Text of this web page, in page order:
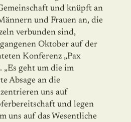
und knüpft an
und Frauen an, die
verbunden sind,
Oktober auf der
Konferenz „Pax
„Es geht um die im
Absage an die
uns auf
und legen
uns auf das Wesentliche